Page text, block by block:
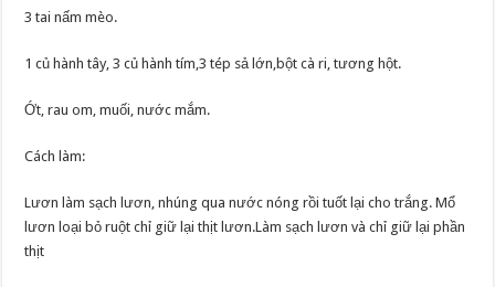
3 tai nấm mèo.
1 củ hành tây, 3 củ hành tím,3 tép sả lớn,bột cà ri, tương hột.
Ớt, rau om, muối, nước mắm.
Cách làm:
Lươn làm sạch lươn, nhúng qua nước nóng rồi tuốt lại cho trắng. Mổ
lươn loại bỏ ruột chỉ giữ lại thịt lươn.Làm sạch lươn và chỉ giữ lại phần
thịt